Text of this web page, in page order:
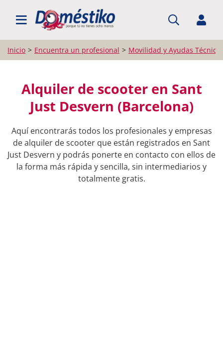
BUSCAR PROFESIONALES
Inicio Encuentra un profesional Movilidad y Ayudas
Alquiler de scooter en Sant
Just Desvern (Barcelona)
Aquí encontrarás todos los profesionales y empresas
de alquiler de scooter que están registrados en Sant
Just Desvern y podrás ponerte en contacto con ellos de
la forma más rápida y sencilla, sin intermediarios y
totalmente gratis.